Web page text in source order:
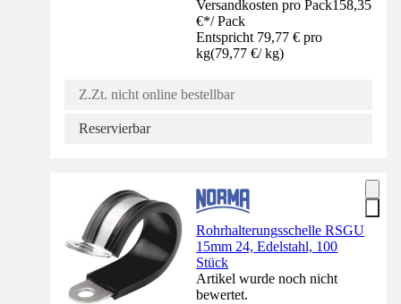
Versandkosten pro Pack158,35
€*/ Pack
Entspricht 79,77 € pro
kg(79,77 €/ kg)
Z.Zt. nicht online bestellbar
Reservierbar
Rohrhalterungsschelle RSGU
15mm 24, Edelstahl, 100
Stück
Artikel wurde noch nicht
bewertet.